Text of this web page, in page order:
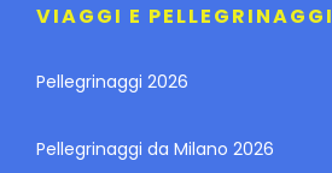
VIAGGI E PELLEGRINAGGI
Pellegrinaggi 2026
Pellegrinaggi da Milano 2026